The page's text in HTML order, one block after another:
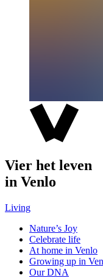
Vier het leven
in Venlo
Living
Nature’s Joy
Celebrate life
At home in Venlo
Growing up in
Our DNA